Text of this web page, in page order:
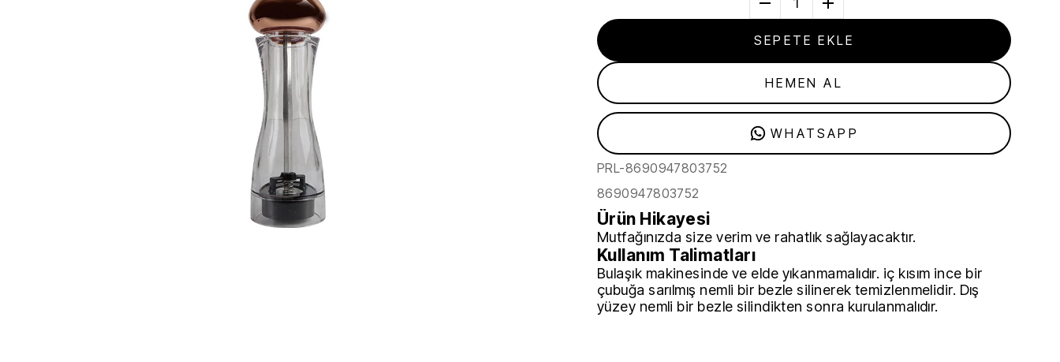
SEPETE EKLE
HEMEN AL
WHATSAPP
PRL-8690947803752
8690947803752
Ürün Hikayesi
Mutfağınızda size verim ve rahatlık sağlayacaktır.
Kullanım Talimatları
Bulaşık makinesinde ve elde yıkanmamalıdır. iç kısım ince bir
çubuğa sarılmış nemli bir bezle silinerek temizlenmelidir. Dış
yüzey nemli bir bezle silindikten sonra kurulanmalıdır.